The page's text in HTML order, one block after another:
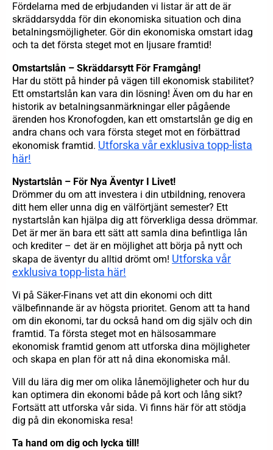
Fördelarna med de erbjudanden vi listar är att de är
skräddarsydda för din ekonomiska situation och dina
betalningsmöjligheter. Gör din ekonomiska omstart idag
och ta det första steget mot en ljusare framtid!
Omstartslån – Skräddarsytt För Framgång!
Har du stött på hinder på vägen till ekonomisk stabilitet?
Ett omstartslån kan vara din lösning! Även om du har en
historik av betalningsanmärkningar eller pågående
ärenden hos Kronofogden, kan ett omstartslån ge dig en
andra chans och vara första steget mot en förbättrad
ekonomisk framtid. Utforska vår exklusiva topp-lista
här!
Nystartslån – För Nya Äventyr I Livet!
Drömmer du om att investera i din utbildning, renovera
ditt hem eller unna dig en välförtjänt semester? Ett
nystartslån kan hjälpa dig att förverkliga dessa drömmar.
Det är mer än bara ett sätt att samla dina befintliga lån
och krediter – det är en möjlighet att börja på nytt och
skapa de äventyr du alltid drömt om! Utforska vår
exklusiva topp-lista här!
Vi på Säker-Finans vet att din ekonomi och ditt
välbefinnande är av högsta prioritet. Genom att ta hand
om din ekonomi, tar du också hand om dig själv och din
framtid. Ta första steget mot en hälsosammare
ekonomisk framtid genom att utforska dina möjligheter
och skapa en plan för att nå dina ekonomiska mål.
Vill du lära dig mer om olika lånemöjligheter och hur du
kan optimera din ekonomi både på kort och lång sikt?
Fortsätt att utforska vår sida. Vi finns här för att stödja
dig på din ekonomiska resa!
Ta hand om dig och lycka till!